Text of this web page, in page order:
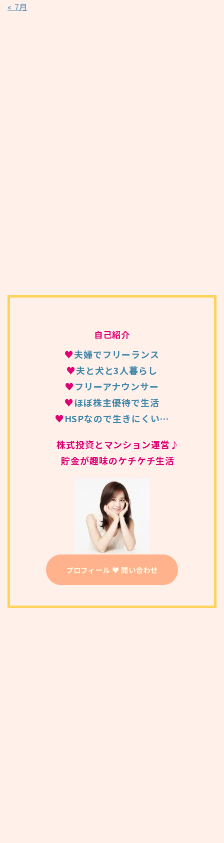
« 7月
自己紹介
♥夫婦でフリーランス
♥夫と犬と3人暮らし
♥フリーアナウンサー
♥ほぼ株主優待で生活
♥HSPなので生きにくい…
株式投資とマンション運営♪
貯金が趣味のケチケチ生活
プロフィール ♥ 問い合わせ